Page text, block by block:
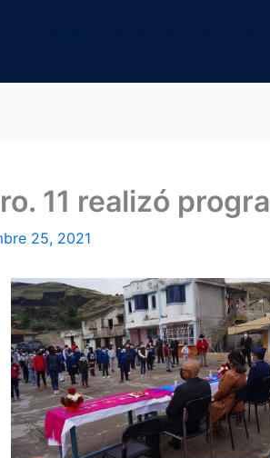
11 realizó
25, 2021